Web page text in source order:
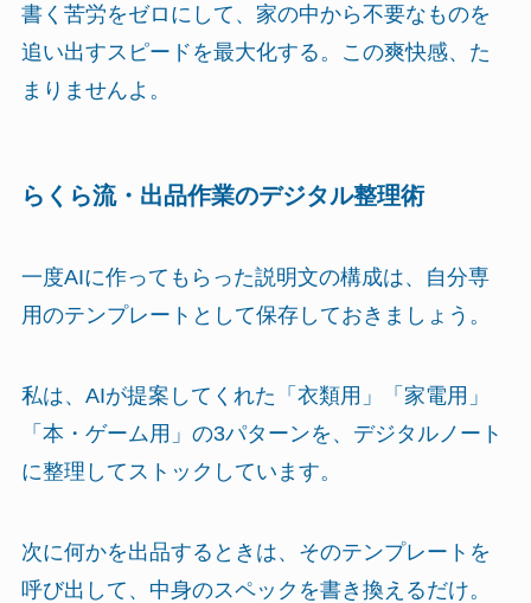
書く苦労をゼロにして、家の中から不要なものを
追い出すスピードを最大化する。この爽快感、た
まりませんよ。
らくら流・出品作業のデジタル整理術
一度AIに作ってもらった説明文の構成は、自分専
用のテンプレートとして保存しておきましょう。
私は、AIが提案してくれた「衣類用」「家電用」
「本・ゲーム用」の3パターンを、デジタルノート
に整理してストックしています。
次に何かを出品するときは、そのテンプレートを
呼び出して、中身のスペックを書き換えるだけ。